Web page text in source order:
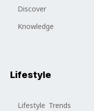
Discover
Knowledge
Lifestyle
Lifestyle Trends